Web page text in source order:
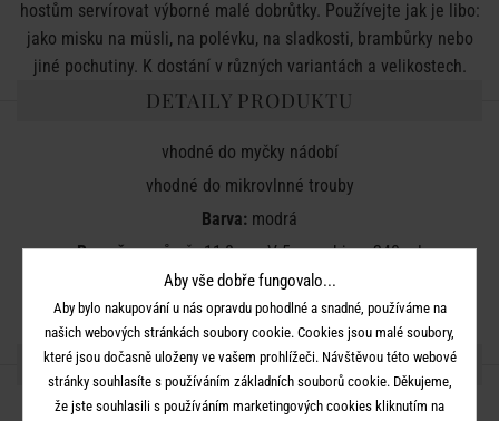
hostům servírovat výborné malé dobrůtky. Používejte jak je libo:
jako misku na müsli, na polévku, na sladkosti, brambůrky nebo
jiné pochutiny. K dostání v různých variantách a velikostech.
DETAILY PRODUKTU
vhodné do myčky nádobí
vhodné do mikrovlnné trouby
Barva: modrá
Rozměry:průměr 11,8 cm, V 5 cm, objem 240 ml
Materiál:porcelán
SDÍLEJTE S PŘÁTELI
Aby vše dobře fungovalo...
Aby bylo nakupování u nás opravdu pohodlné a snadné, používáme na
našich webových stránkách soubory cookie. Cookies jsou malé soubory,
které jsou dočasně uloženy ve vašem prohlížeči. Návštěvou této webové
stránky souhlasíte s používáním základních souborů cookie. Děkujeme,
že jste souhlasili s používáním marketingových cookies kliknutím na